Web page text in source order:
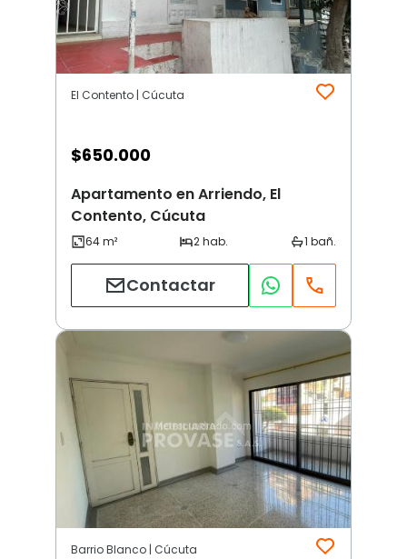
El Contento | Cúcuta
$650.000
Apartamento en Arriendo, El
Contento, Cúcuta
Contactar
Barrio Blanco | Cúcuta